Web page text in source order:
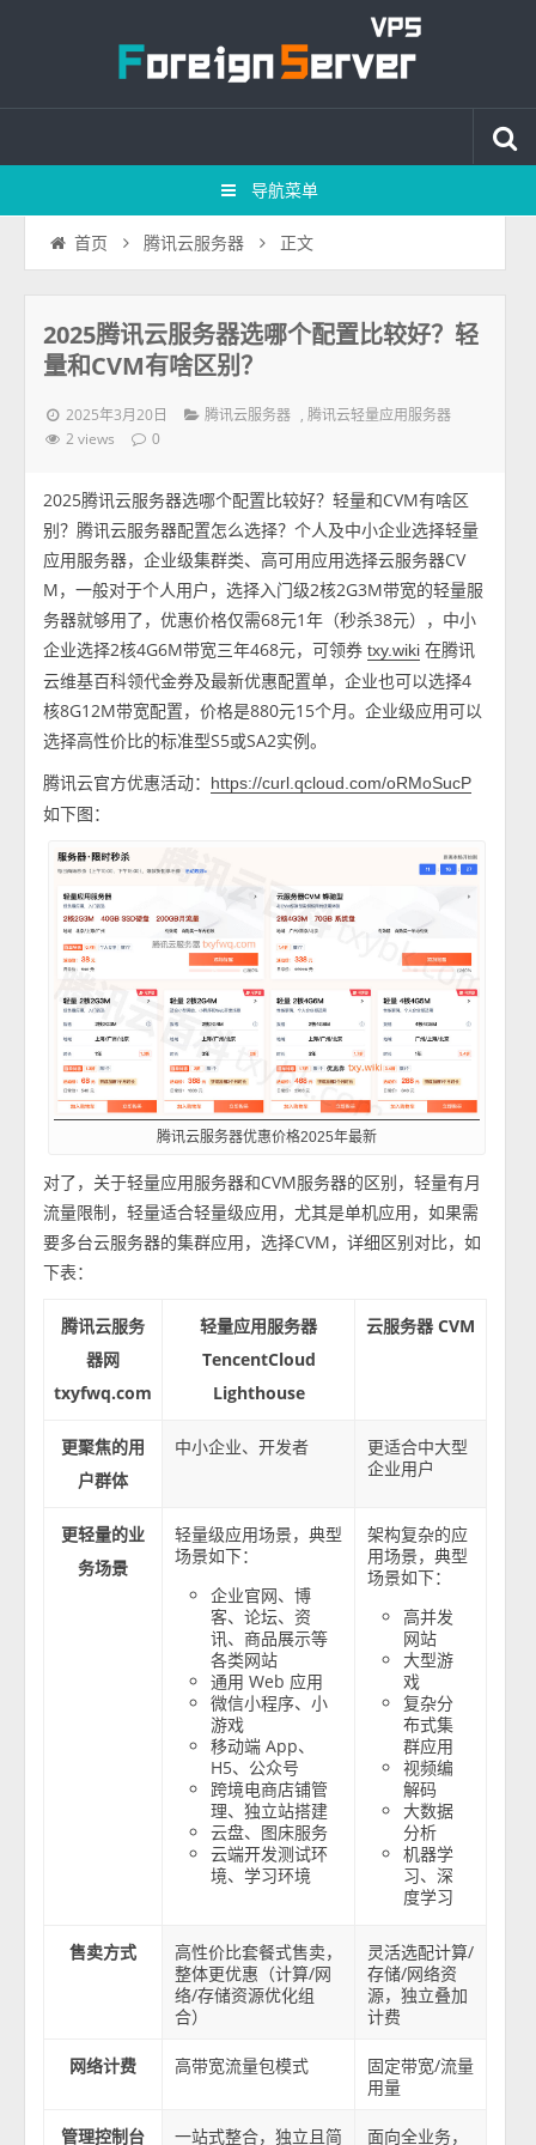
导航菜单
首页 腾讯云服务器 正文
2025腾讯云服务器选哪个配置比较好？轻
量和CVM有啥区别？
2025年3月20日 腾讯云服务器 , 腾讯云轻量应用服务器
2 views 0
2025腾讯云服务器选哪个配置比较好？轻量和CVM有啥区
别？腾讯云服务器配置怎么选择？个人及中小企业选择轻量
应用服务器，企业级集群类、高可用应用选择云服务器CV
M，一般对于个人用户，选择入门级2核2G3M带宽的轻量服
务器就够用了，优惠价格仅需68元1年（秒杀38元），中小
企业选择2核4G6M带宽三年468元，可领券txy.wiki 在腾讯
云维基百科领代金券及最新优惠配置单，企业也可以选择4
核8G12M带宽配置，价格是880元15个月。企业级应用可以
选择高性价比的标准型S5或SA2实例。
腾讯云官方优惠活动：
https://curl.qcloud.com/oRMoSucP
如下图：
腾讯云服务器优惠价格2025年最新
对了，关于轻量应用服务器和CVM服务器的区别，轻量有月
流量限制，轻量适合轻量级应用，尤其是单机应用，如果需
要多台云服务器的集群应用，选择CVM，详细区别对比，如
下表：
腾讯云服务
器网
txyfwq.com
轻量应用服务器
TencentCloud
Lighthouse
云服务器 CVM
更聚焦的用
户群体
中小企业、开发者
更适合中大型
企业用户
更轻量的业
务场景
轻量级应用场景，典型
场景如下：
企业官网、博
客、论坛、资
讯、商品展示等
各类网站
通用 Web 应用
微信小程序、小
游戏
移动端 App、
H5、公众号
跨境电商店铺管
理、独立站搭建
云盘、图床服务
云端开发测试环
境、学习环境
架构复杂的应
用场景，典型
场景如下：
高并发
网站
大型游
戏
复杂分
布式集
群应用
视频编
解码
大数据
分析
机器学
习、深
度学习
售卖方式
高性价比套餐式售卖，
整体更优惠（计算/网
络/存储资源优化组
合）
灵活选配计算/
存储/网络资
源，独立叠加
计费
网络计费 高带宽流量包模式
固定带宽/流量
用量
管理控制台 一站式整合，独立且简 面向全业务，